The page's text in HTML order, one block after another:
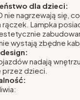
dla dzieci:
nie nagrzewają się,
rączek. Lampka
wystają zbędne
nadają
dzieci.